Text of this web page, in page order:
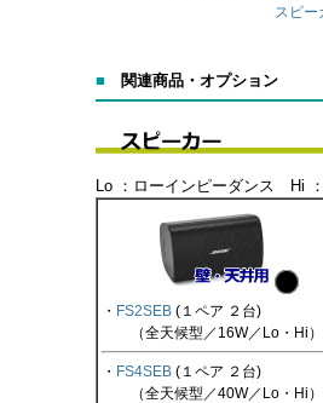
スピ
■ 関連商品・オプション
Lo ：ローインピーダンス Hi
・ FS2SEB (１ペア ２台)
（全天候型／16W／Lo・Hi）
・ FS4SEB (１ペア ２台)
（全天候型／40W／Lo・Hi）